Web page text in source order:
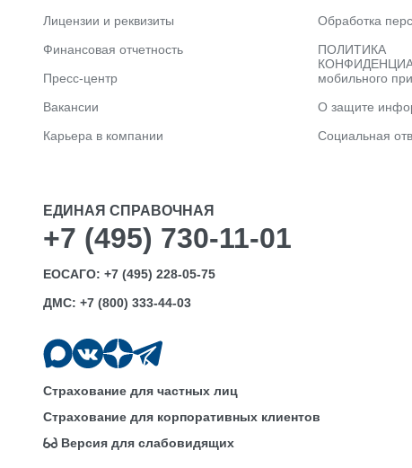
Лицензии и реквизиты
Финансовая отчетность
Пресс-центр
Вакансии
Карьера в компании
Обработка
ПОЛИТИКА
мобильного
О защите
Социальная
ЕДИНАЯ СПРАВОЧНАЯ
+7 (495) 730-11-01
ЕОСАГО: +7 (495) 228-05-75
ДМС: +7 (800) 333-44-03
Страхование для частных лиц
Страхование для корпоративных клиентов
Версия для слабовидящих